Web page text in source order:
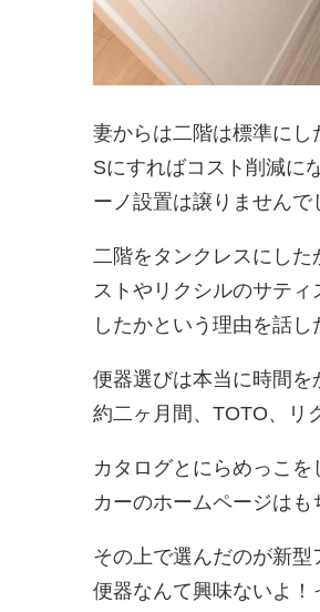
妻からは二階は標準に
Sにすればコスト削減に
ーノ設置は譲りませんで
二階をタンクレスにし
ストやリクシルのサテ
したかという理由を話し
便器選びは本当に時間を
約二ヶ月間、TOTO、リ
カタログとにらめっこ
カーのホームページはも
その上で選んだのが新型
便器なんて興味ないよ